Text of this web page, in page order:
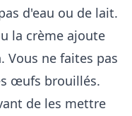
d'eau ou de lait.
la crème ajoute
Vous ne faites pas
œufs brouillés.
de les mettre